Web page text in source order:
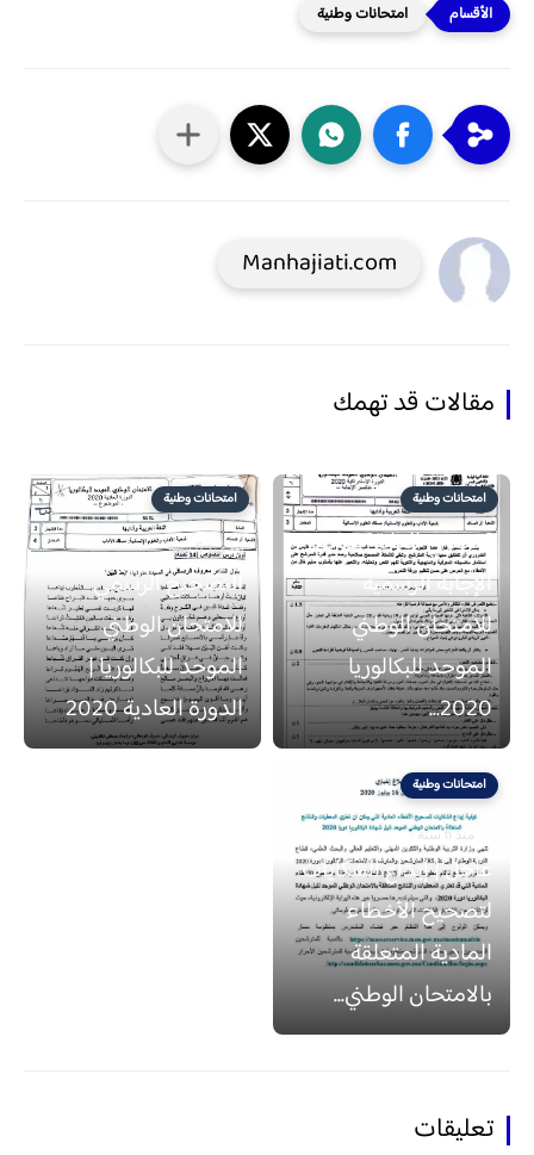
امتحانات وطنية
Manhajiati.com
مقالات قد تهمك
امتحانات وطنية
منذ 6 سنة
[حصريّ للغايَة] عناصر
الإجابة الرسمية
للامتحان الوطني
الموحد للبكالوريا
2020...
امتحانات وطنية
منذ 6 سنة
التصحيح الرسمي
للامتحان الوطني
الموحد للبكالوريا |
الدورة العادية 2020
امتحانات وطنية
منذ 6 سنة
عاجل | إيداع الشكايات
لتصحيح الأخطاء
المادية المتعلقة
بالامتحان الوطني...
تعليقات